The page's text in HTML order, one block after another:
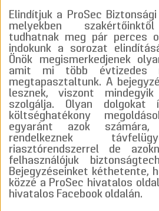
Elindítjuk a ProSec
melyekben
tudhatnak meg pár perces
indokunk a sorozat
Önök megismerkedjenek
amit mi több évtizedes
megtapasztaltunk. A
lesznek, viszont
szolgálja. Olyan dolgokat
költséghatékony
egyaránt azok
rendelkeznek
riasztórendszerrel de
felhasználójuk
Bejegyzéseinket kéthetente,
közzé a ProSec hivatalos
hivatalos Facebook oldalán.